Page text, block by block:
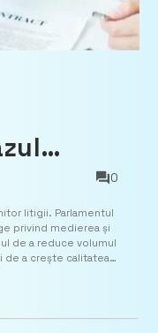
–
de
0
litigii. Parlamentul
privind medierea și
de a reduce volumul
de a crește calitatea